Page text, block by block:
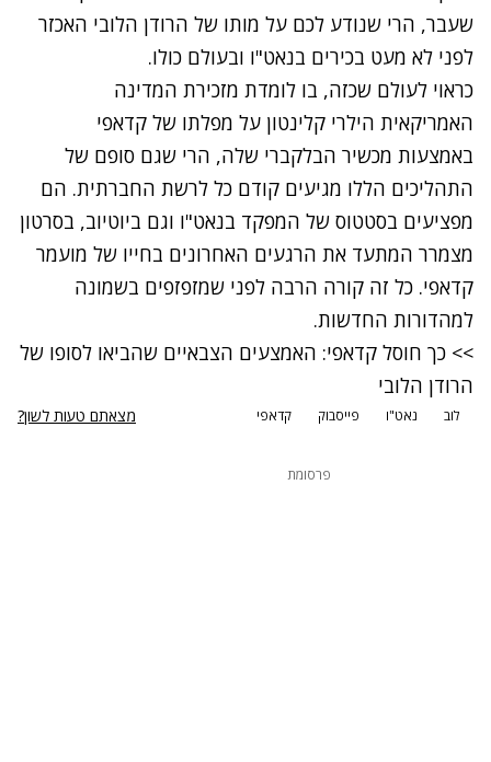
שעבר, הרי שנודע לכם על מותו של הרודן הלובי האכזר
לפני לא מעט בכירים בנאט"ו ובעולם כולו.
כראוי לעולם שכזה, בו לומדת מזכירת המדינה
האמריקאית הילרי קלינטון על מפלתו של קדאפי
באמצעות מכשיר הבלקברי שלה, הרי שגם סופם של
התהליכים הללו מגיעים קודם כל לרשת החברתית. הם
מפציעים בסטטוס של המפקד בנאט"ו וגם ביוטיוב, בסרטון
מצמרר המתעד את הרגעים האחרונים בחייו של מועמר
קדאפי. כל זה קורה הרבה לפני שמזפזפים בשמונה
למהדורות החדשות.
>> כך חוסל קדאפי: האמצעים הצבאיים שהביאו לסופו של
הרודן הלובי
לוב נאט"ו פייסבוק קדאפי מצאתם טעות לשון?
פרסומת